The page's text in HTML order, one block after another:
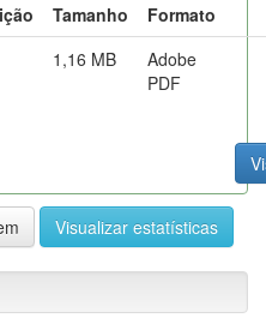
Tamanho
Formato
1,16 MB
Adobe
PDF
Visualizar estatísticas